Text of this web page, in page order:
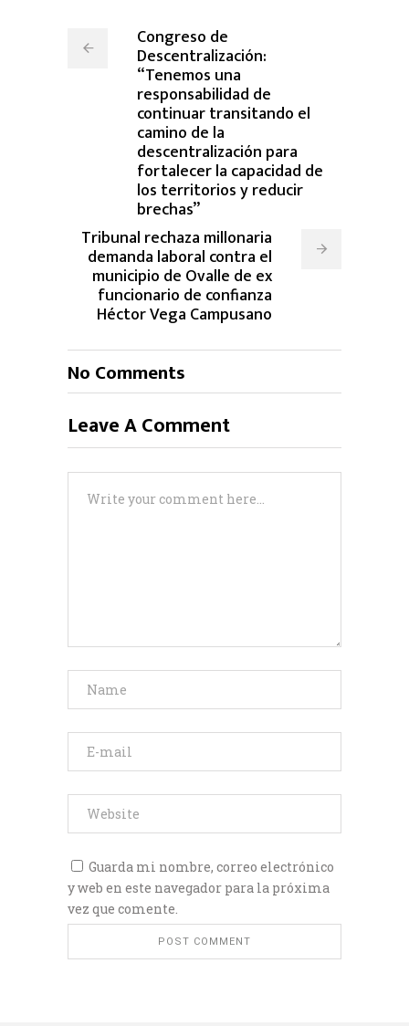
Congreso de
Descentralización:
“Tenemos una
responsabilidad de
continuar transitando el
camino de la
descentralización para
fortalecer la capacidad de
los territorios y reducir
brechas”
Tribunal rechaza millonaria
demanda laboral contra el
municipio de Ovalle de ex
funcionario de confianza
Héctor Vega Campusano
No Comments
Leave A Comment
Guarda mi nombre, correo electrónico
y web en este navegador para la próxima
vez que comente.